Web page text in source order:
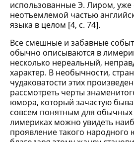
использованные Э. Лиром, уже
неотъемлемой частью
языка в целом [4, c. 74].
Все смешные и забавные
обычно описываются в
несколько нереальный,
характер. В необычности,
чудаковатости этих
рассмотреть черты
юмора, который зачастую
совсем понятным для
лимериках можно увидеть
проявление такого